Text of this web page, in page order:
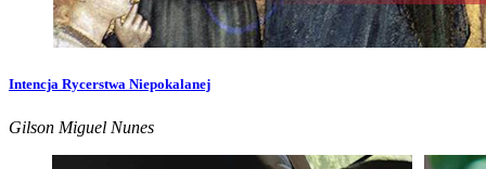
Intencja Rycerstwa Niepokalanej
Gilson Miguel Nunes